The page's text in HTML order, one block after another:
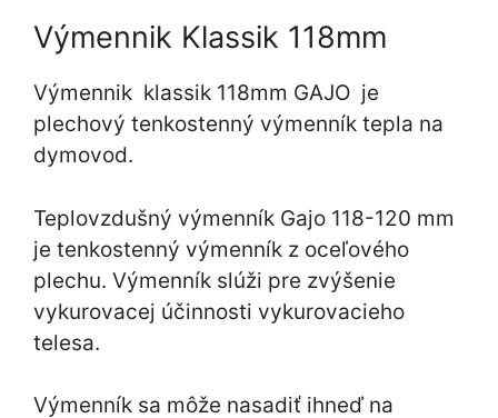
Výmennik Klassik 118mm
Výmennik klassik 118mm GAJO je
plechový tenkostenný výmenník tepla na
dymovod.
Teplovzdušný výmenník Gajo 118-120 mm
je tenkostenný výmenník z oceľového
plechu. Výmenník slúži pre zvýšenie
vykurovacej účinnosti vykurovacieho
telesa.
Výmenník sa môže nasadiť ihneď na